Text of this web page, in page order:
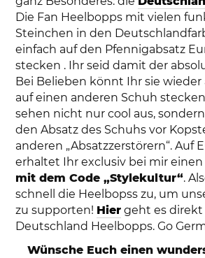
Die Fan Heelbopps mit vielen
Steinchen in den
einfach auf den Pfennigabsatz
stecken . Ihr seid damit der
Bei Belieben könnt Ihr sie
auf einen anderen Schuh
sehen nicht nur cool aus,
den Absatz des Schuhs vor
anderen „Absatzzerstörern“. Auf
erhaltet Ihr exclusiv bei mir
mit dem Code „Stylekultur“.
schnell die Heelbopss zu, um
zu supporten! Hier geht es direkt
Deutschland Heelbopps. Go
Wünsche Euch einen